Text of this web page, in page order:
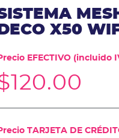
DECO X50
EFECTIVO (incluido
120.00
TARJETA DE